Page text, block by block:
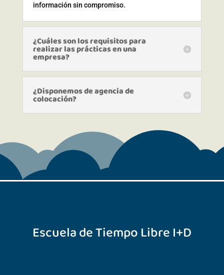
información sin compromiso.
¿Cuáles son los requisitos para
realizar las prácticas en una
empresa?
¿Disponemos de agencia de
colocación?
Escuela de Tiempo Libre I+D